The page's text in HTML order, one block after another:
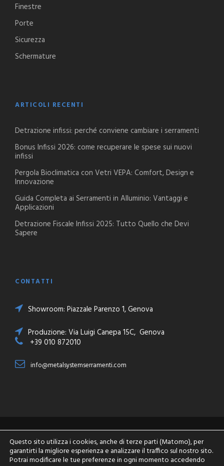
Finestre
Porte
Sicurezza
Schermature
ARTICOLI RECENTI
Detrazione infissi: perché conviene cambiare i serramenti
Bonus Infissi 2026: come recuperare le spese sui nuovi
infissi
Pergola Bioclimatica con Vetri VEPA: Comfort, Design e
Innovazione
Guida Completa ai Serramenti in Alluminio: Vantaggi e
Applicazioni
Detrazione Fiscale Infissi 2025: Tutto Quello che Devi
Sapere
CONTATTI
Showroom: Piazzale Parenzo 1, Genova
Produzione: Via Luigi Canepa 15C, Genova
+39 010 872010
info@metalsystemserramenti.com
Copyright 2018 Metalsystem Serramenti - P.IVA
03800020103 - All Right Reserved
Powered byOmitech Crea-Privacy Policy -Cookie
Questo sito utilizza i cookies, anche di terze parti (Matomo), per
garantirti la migliore esperienza e analizzare il traffico sul nostro sito.
Potrai modificare le tue preferenze in ogni momento accedendo